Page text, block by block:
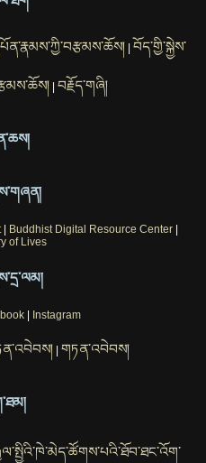
བོད་གྱི་སྐྱེས་
བརྗོད་གཞི།
| Buddhist Digital Resource Center|
of Lives
| Instagram
གཏན་འབེབས།